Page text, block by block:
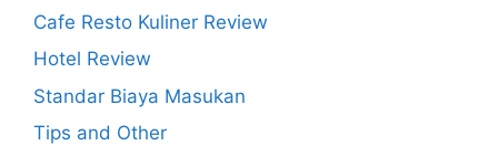
Cafe Resto Kuliner Review
Hotel Review
Standar Biaya Masukan
Tips and Other